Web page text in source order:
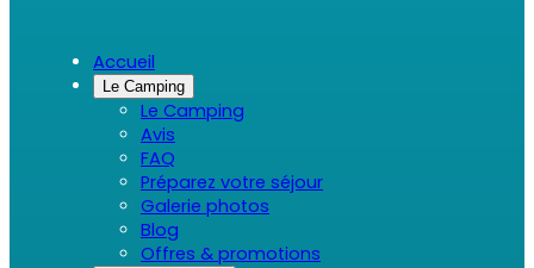
Accueil
Le Camping
Le Camping
Avis
FAQ
Préparez votre séjour
Galerie photos
Blog
Offres & promotions